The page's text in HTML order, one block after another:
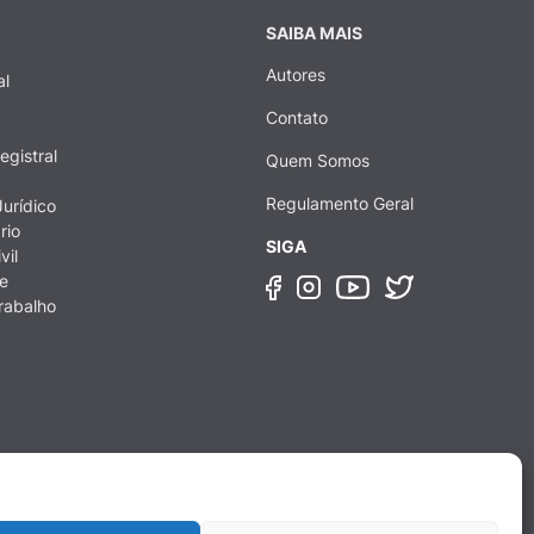
SAIBA MAIS
Autores
Contato
Quem Somos
Regulamento Geral
SIGA